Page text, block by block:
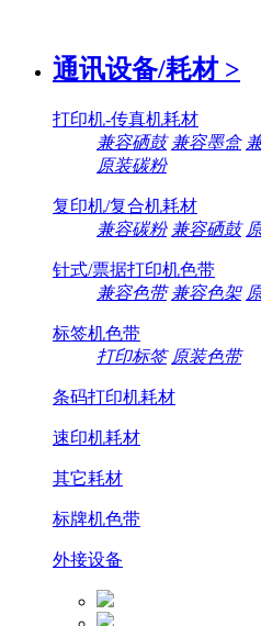
通讯设备/耗材 >
打印机-传真机耗材
兼容硒鼓 兼容墨盒
原装碳粉
复印机/复合机耗材
兼容碳粉 兼容硒鼓
针式/票据打印机色带
兼容色带 兼容色架
标签机色带
打印标签 原装色带
条码打印机耗材
速印机耗材
其它耗材
标牌机色带
外接设备